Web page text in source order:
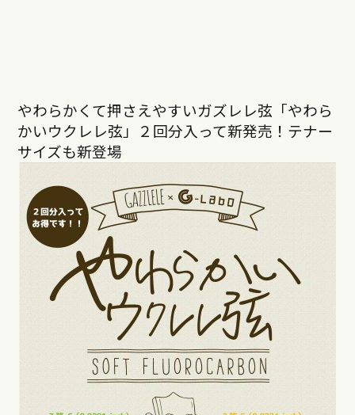
やわらかくて押さえやすいガズレレ弦「やわら
かいウクレレ弦」２回分入って新発売！テナー
サイズも新登場